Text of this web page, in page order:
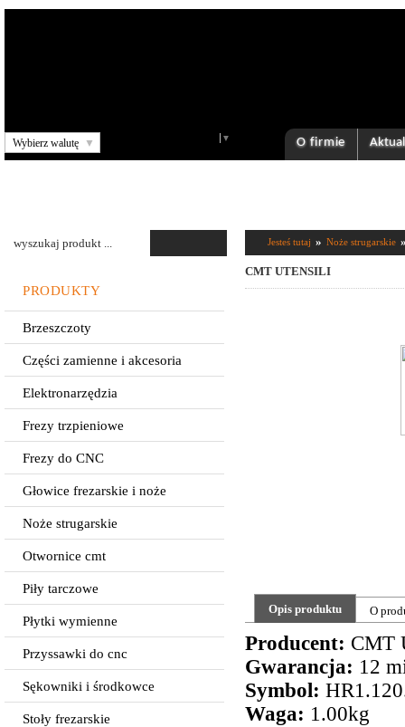
Wybierz walutę ▼ ▼ O firmie
PRODUKTY
Brzeszczoty
Części zamienne i akcesoria
Elektronarzędzia
Frezy trzpieniowe
Frezy do CNC
Głowice frezarskie i noże
Noże strugarskie
Otwornice cmt
Piły tarczowe
Płytki wymienne
Przyssawki do cnc
Sękowniki i środkowce
Stoły frezarskie
Jesteś tutaj » Noże strugarskie
CMT UTENSILI
Opis produktu O
Producent: CMT
Gwarancja: 12
Symbol:
Waga: 1.00kg